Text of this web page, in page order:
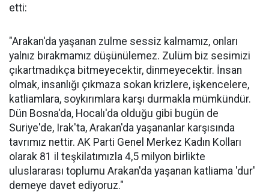
etti:
"Arakan'da yaşanan zulme sessiz kalmamız, onları
yalnız bırakmamız düşünülemez. Zulüm biz sesimizi
çıkartmadıkça bitmeyecektir, dinmeyecektir. İnsan
olmak, insanlığı çıkmaza sokan krizlere, işkencelere,
katliamlara, soykırımlara karşı durmakla mümkündür.
Dün Bosna'da, Hocalı'da olduğu gibi bugün de
Suriye'de, Irak'ta, Arakan'da yaşananlar karşısında
tavrımız nettir. AK Parti Genel Merkez Kadın Kolları
olarak 81 il teşkilatımızla 4,5 milyon birlikte
uluslararası toplumu Arakan'da yaşanan katliama 'dur'
demeye davet ediyoruz."